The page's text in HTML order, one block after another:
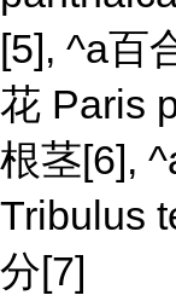
[5], ^a百
花 Paris
根茎[6],
Tribulus
分[7]